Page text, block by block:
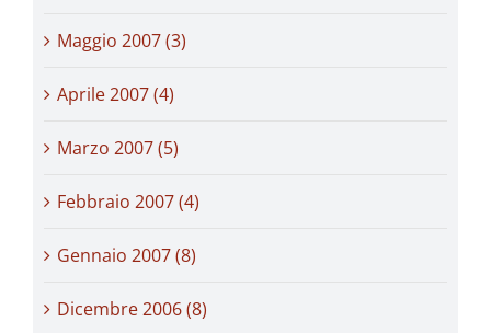
Maggio 2007 (3)
Aprile 2007 (4)
Marzo 2007 (5)
Febbraio 2007 (4)
Gennaio 2007 (8)
Dicembre 2006 (8)